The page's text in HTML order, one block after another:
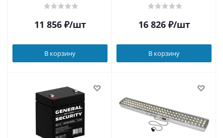
11 856₽/шт
В корзину
16 826₽/шт
В корзину